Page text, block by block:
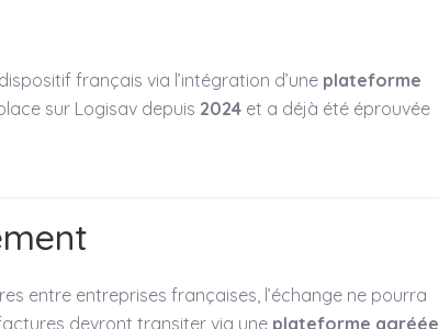
français via l’intégration d’une plateforme
sur Logisav depuis 2024 et a déjà été éprouvée
entre entreprises françaises, l’échange ne pourra
devront transiter via une plateforme agréée